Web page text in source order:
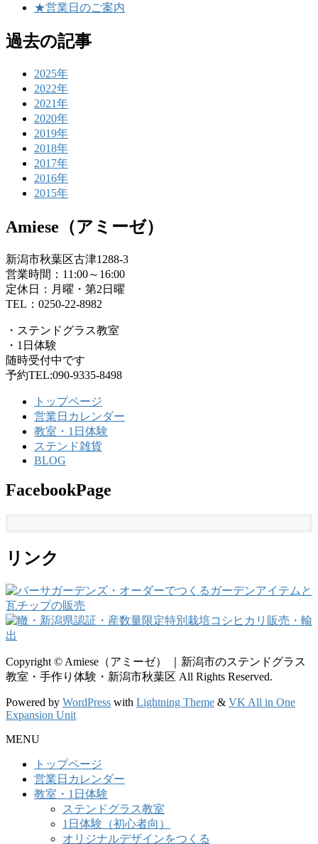
★営業日のご案内
過去の記事
2025年
2022年
2021年
2020年
2019年
2018年
2017年
2016年
2015年
Amiese（アミーゼ）
新潟市秋葉区古津1288-3
営業時間：11:00～16:00
定休日：月曜・第2日曜
TEL：0250-22-8982
・ステンドグラス教室
・1日体験
随時受付中です
予約TEL:090-9335-8498
トップページ
営業日カレンダー
教室・1日体験
ステンド雑貨
BLOG
FacebookPage
リンク
Copyright © Amiese（アミーゼ） ｜新潟市のステンドグラス
教室・手作り体験・新潟市秋葉区 All Rights Reserved.
Powered by WordPress with Lightning Theme & VK All in One
Expansion Unit
MENU
トップページ
営業日カレンダー
教室・1日体験
ステンドグラス教室
1日体験（初心者向）
オリジナルデザインをつくる